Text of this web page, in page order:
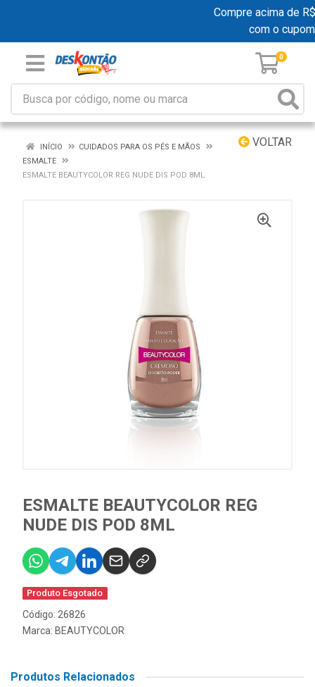
Compre acima de
com o cupom
0
VOLTAR
INÍCIO
CUIDADOS PARA OS PÉS E MÃOS
ESMALTE
ESMALTE BEAUTYCOLOR REG NUDE DIS POD 8ML
ESMALTE BEAUTYCOLOR REG
NUDE DIS POD 8ML
Produto Esgotado
Código: 26826
Marca: BEAUTYCOLOR
Produtos Relacionados